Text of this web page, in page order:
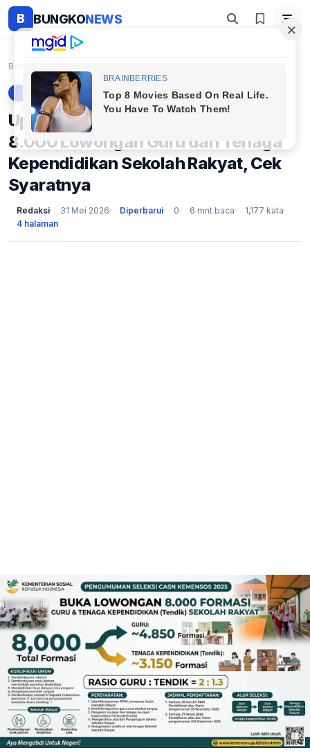
B BUNGKONEWS
Beranda
BERITA
Update Terbaru: Kemensos Buka
8.000 Lowongan Guru dan Tenaga
Kependidikan Sekolah Rakyat, Cek
Syaratnya
Redaksi 31 Mei 2026 Diperbarui 0 6 mnt baca
1,177 kata
4 halaman